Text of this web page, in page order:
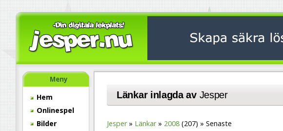
Meny
Hem
Onlinespel
Bilder
Länkar inlagda av Jesper
Jesper Länkar 2008 (207) Senaste